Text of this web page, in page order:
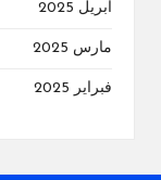
أبريل 2025
مارس 2025
فبراير 2025